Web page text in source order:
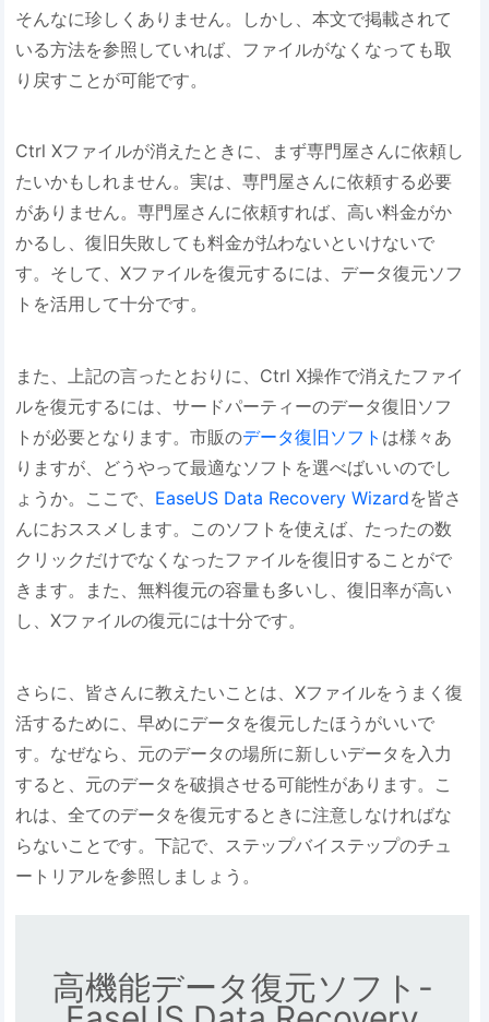
そんなに珍しくありません。しかし、本文で掲載されて
いる方法を参照していれば、ファイルがなくなっても取
り戻すことが可能です。
Ctrl Xファイルが消えたときに、まず専門屋さんに依頼し
たいかもしれません。実は、専門屋さんに依頼する必要
がありません。専門屋さんに依頼すれば、高い料金がか
かるし、復旧失敗しても料金が払わないといけないで
す。そして、Xファイルを復元するには、データ復元ソフ
トを活用して十分です。
また、上記の言ったとおりに、Ctrl X操作で消えたファイ
ルを復元するには、サードパーティーのデータ復旧ソフ
トが必要となります。市販のデータ復旧ソフト は様々あ
りますが、どうやって最適なソフトを選べばいいのでし
ょうか。ここで、 EaseUS Data Recovery Wizardを皆さ
んにおススメします。このソフトを使えば、たったの数
クリックだけでなくなったファイルを復旧することがで
きます。また、無料復元の容量も多いし、復旧率が高い
し、Xファイルの復元には十分です。
さらに、皆さんに教えたいことは、Xファイルをうまく復
活するために、早めにデータを復元したほうがいいで
す。なぜなら、元のデータの場所に新しいデータを入力
すると、元のデータを破損させる可能性があります。こ
れは、全てのデータを復元するときに注意しなければな
らないことです。下記で、ステップバイステップのチュ
ートリアルを参照しましょう。
高機能データ復元ソフト-